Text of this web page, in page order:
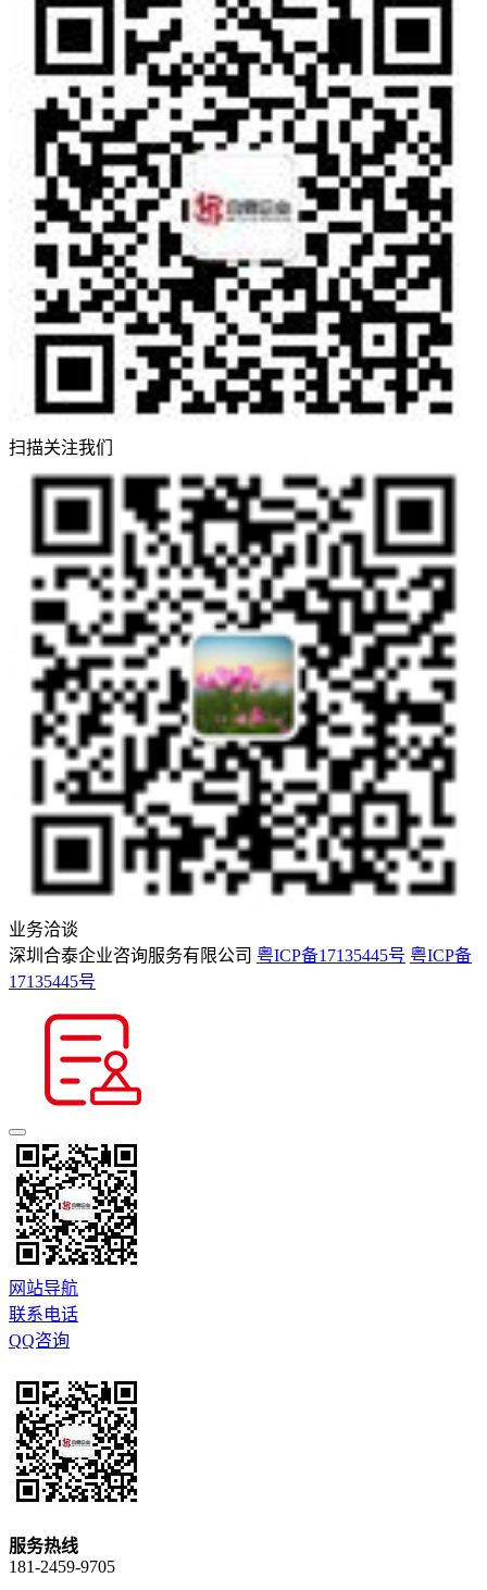
扫描关注我们
业务洽谈
深圳合泰企业咨询服务有限公司 粤ICP备17135445号 粤ICP备
17135445号
网站导航
联系电话
QQ咨询
服务热线
181-2459-9705